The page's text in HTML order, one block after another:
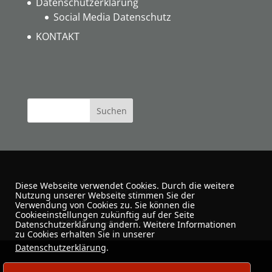
Social Media Datenschutz
KONTAKT
Über mich
ARTUS-Kunstfreunde · Dortmund
Diese Webseite verwendet Cookies. Durch die weitere
Nutzung unserer Webseite stimmen Sie der
Verwendung von Cookies zu. Sie können die
Cookieeinstellungen zukünftig auf der Seite
Datenschutzerklärung ändern. Weitere Informationen
zu Cookies erhalten Sie in unserer
Datenschutzerklärung.